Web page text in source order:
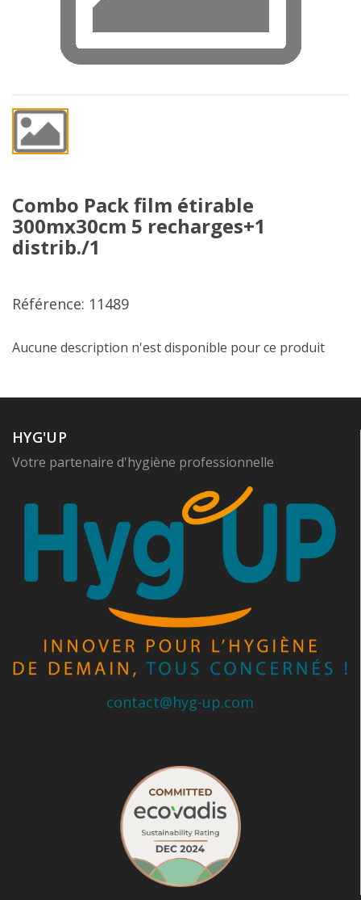
Combo Pack film étirable
300mx30cm 5 recharges+1
distrib./1
Référence: 11489
Aucune description n'est disponible pour ce produit
HYG'UP
Votre partenaire d'hygiène professionnelle
contact@hyg-up.com